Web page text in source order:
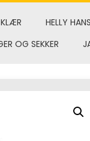
HELLY
OG SEKKER